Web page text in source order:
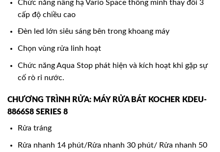
Chức năng nâng hạ Vario Space thông minh thay đổi 3
cấp độ chiều cao
Đèn led lớn siêu sáng bên trong khoang máy
Chọn vùng rửa linh hoạt
Chức năng Aqua Stop phát hiện và kích hoạt khi gặp sự
cố rò rỉ nước.
CHƯƠNG TRÌNH RỬA: MÁY RỬA BÁT KOCHER KDEU-
8866S8 SERIES 8
Rửa tráng
Rửa nhanh 14 phút/Rửa nhanh 30 phút/ Rửa nhanh 50